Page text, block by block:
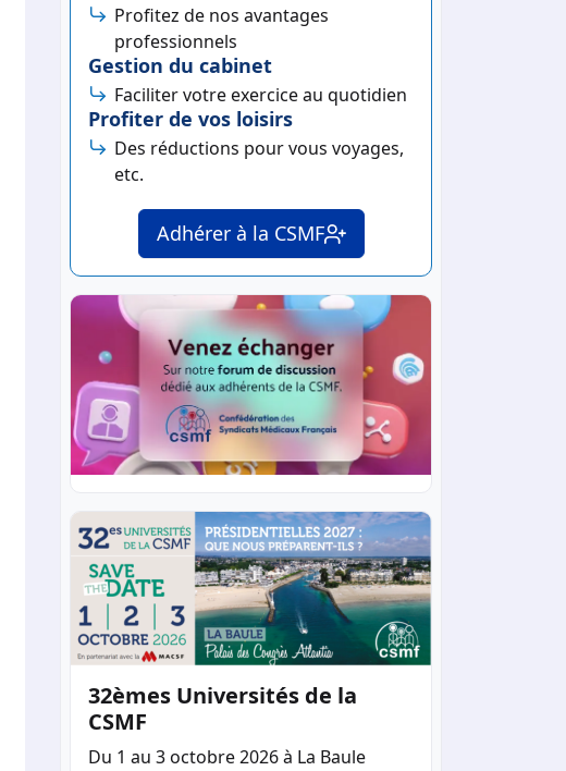
Profitez de nos avantages
professionnels
Gestion du cabinet
Faciliter votre exercice au quotidien
Profiter de vos loisirs
Des réductions pour vous voyages,
etc.
Adhérer à la CSMF
32èmes Universités de la
CSMF
Du 1 au 3 octobre 2026 à La Baule